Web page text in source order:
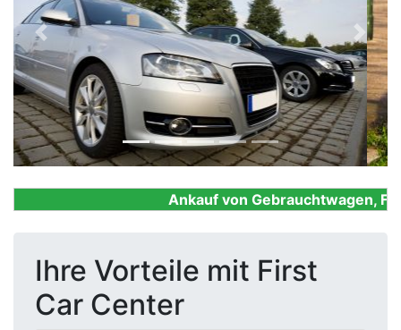
Previous Next
Ankauf von Gebrauchtwagen,
Ihre Vorteile mit First
Car Center